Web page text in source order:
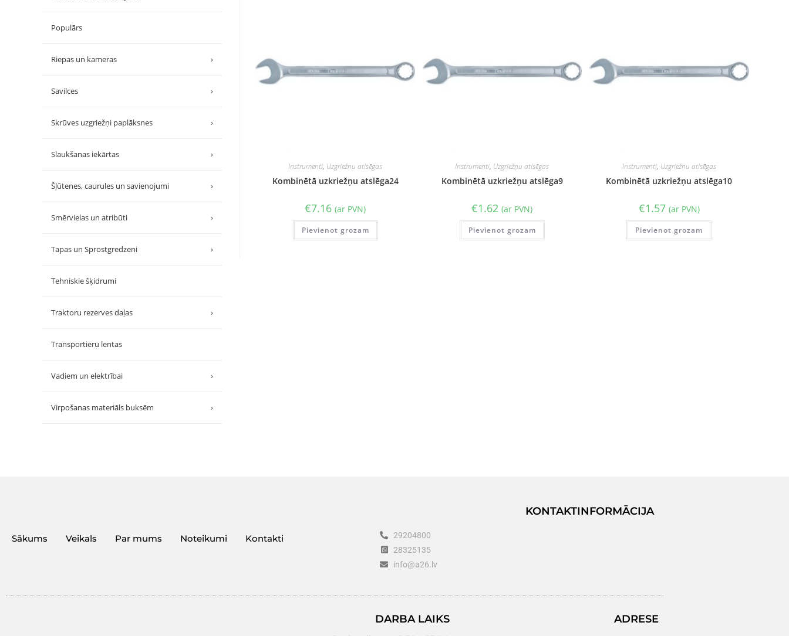
Instrumenti, Uzgriežņu atlsēgas
Kombinētā uzkriežņu atslēga24
€7.16 (ar PVN)
Pievienot grozam
Instrumenti, Uzgriežņu atlsēgas
Kombinētā uzkriežņu atslēga9
€1.62 (ar PVN)
Pievienot grozam
Instrumenti, Uzgriežņu atlsēgas
Kombinētā uzkriežņu atslēga10
€1.57 (ar PVN)
Pievienot grozam
Populārs
Riepas un kameras ›
Savilces ›
Skrūves uzgriežņi paplāksnes ›
Slaukšanas iekārtas ›
Šļūtenes, caurules un savienojumi ›
Smērvielas un atribūti ›
Tapas un Sprostgredzeni ›
Tehniskie šķidrumi
Traktoru rezerves daļas ›
Transportieru lentas
Vadiem un elektrībai ›
Virpošanas materiāls buksēm ›
Sākums Veikals Par mums Noteikumi Kontakti
KONTAKTINFORMĀCIJA
29204800
28325135
info@a26.lv
DARBA LAIKS ADRESE